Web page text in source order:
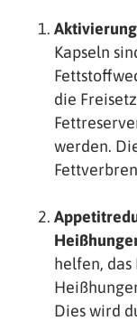
Kapseln
die
werden.
helfen,
Dies wird